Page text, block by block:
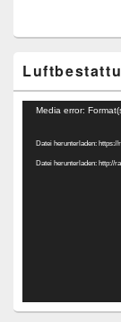
Video-
Media error:
Datei herunterladen:
Datei herunterladen: http://